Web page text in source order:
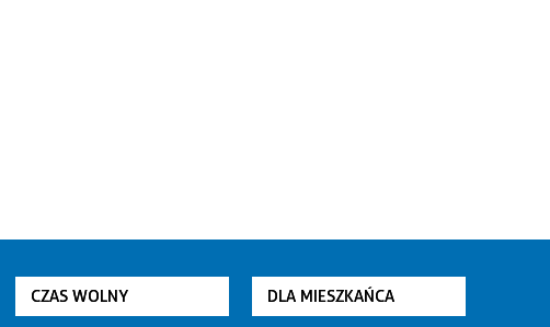
CZAS WOLNY DLA MIESZKAŃCA